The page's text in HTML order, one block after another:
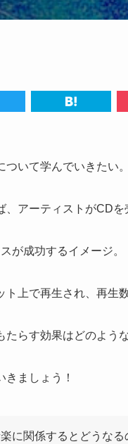
いて学んでいきたい。
、アーティストがCD
が成功するイメージ。
ト上で再生され、再生
たらす効果はどのよう
ましょう！
に関係するとどうなる